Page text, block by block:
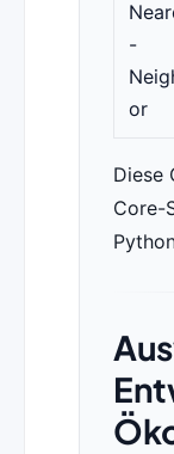
-
or
Diese
Core-